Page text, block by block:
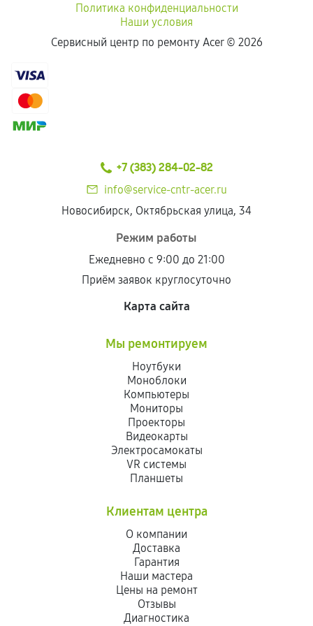
Политика конфиденциальности
Наши условия
Сервисный центр по ремонту Acer © 2026
+7 (383) 284-02-82
info@service-cntr-acer.ru
Новосибирск, Октябрьская улица, 34
Режим работы
Ежедневно с 9:00 до 21:00
Приём заявок круглосуточно
Карта сайта
Мы ремонтируем
Ноутбуки
Моноблоки
Компьютеры
Мониторы
Проекторы
Видеокарты
Электросамокаты
VR системы
Планшеты
Клиентам центра
О компании
Доставка
Гарантия
Наши мастера
Цены на ремонт
Отзывы
Диагностика